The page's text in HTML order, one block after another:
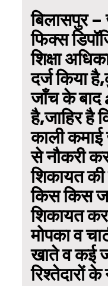
बिलासपुर –
फिक्स
शिक्षा
दर्ज किया
जाँच के बाद
है,जाहिर है
काली कमाई
से नौकरी
शिकायत की
किस किस
शिकायत
मोपका व
खाते व कई
रिश्तेदारों